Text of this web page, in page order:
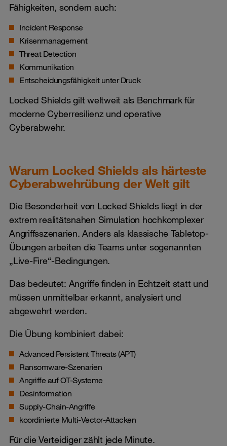
Fähigkeiten, sondern auch:
Incident Response
Krisenmanagement
Threat Detection
Kommunikation
Entscheidungsfähigkeit unter Druck
Locked Shields gilt weltweit als Benchmark für
moderne Cyberresilienz und operative
Cyberabwehr.
Warum Locked Shields als härteste
Cyberabwehrübung der Welt gilt
Die Besonderheit von Locked Shields liegt in der
extrem realitätsnahen Simulation hochkomplexer
Angriffsszenarien. Anders als klassische Tabletop-
Übungen arbeiten die Teams unter sogenannten
„Live-Fire“-Bedingungen.
Das bedeutet: Angriffe finden in Echtzeit statt und
müssen unmittelbar erkannt, analysiert und
abgewehrt werden.
Die Übung kombiniert dabei:
Advanced Persistent Threats (APT)
Ransomware-Szenarien
Angriffe auf OT-Systeme
Desinformation
Supply-Chain-Angriffe
koordinierte Multi-Vector-Attacken
Für die Verteidiger zählt jede Minute.